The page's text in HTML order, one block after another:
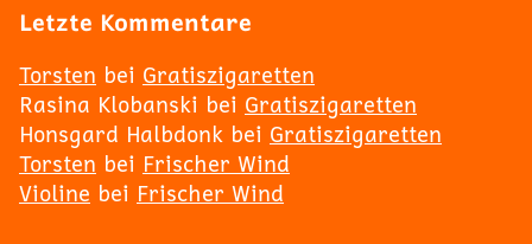
Letzte Kommentare
Torsten bei Gratiszigaretten
Rasina Klobanski bei Gratiszigaretten
Honsgard Halbdonk bei Gratiszigaretten
Torsten bei Frischer Wind
Violine bei Frischer Wind